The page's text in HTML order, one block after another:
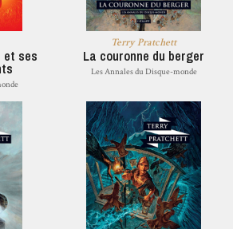
et ses
Terry Pratchett
La couronne du berger
Les Annales du Disque-monde